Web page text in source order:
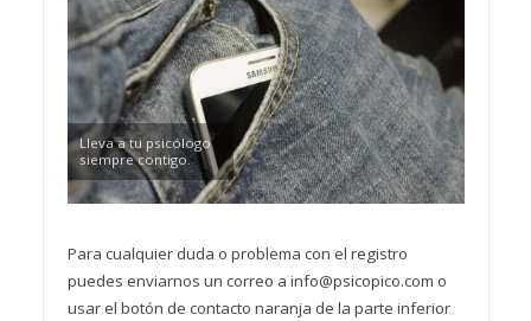
Lleva a tu psicólogo
siempre contigo.
Para cualquier duda o problema con el registro
puedes enviarnos un correo a info@psicopico.com o
usar el botón de contacto naranja de la parte inferior